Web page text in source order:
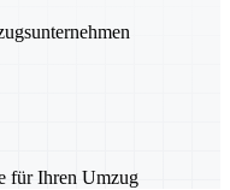
für Ihren Umzug